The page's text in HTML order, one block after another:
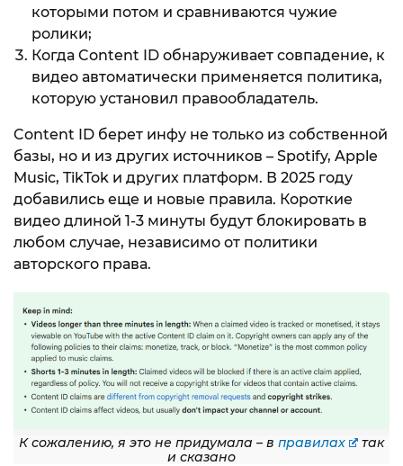
которыми потом и сравниваются чужие
ролики;
Когда Content ID обнаруживает совпадение, к
видео автоматически применяется политика,
которую установил правообладатель.
Content ID берет инфу не только из собственной
базы, но и из других источников – Spotify, Apple
Music, TikTok и других платформ. В 2025 году
добавились еще и новые правила. Короткие
видео длиной 1-3 минуты будут блокировать в
любом случае, независимо от политики
авторского права.
К сожалению, я это не придумала – в правилах
так
и сказано